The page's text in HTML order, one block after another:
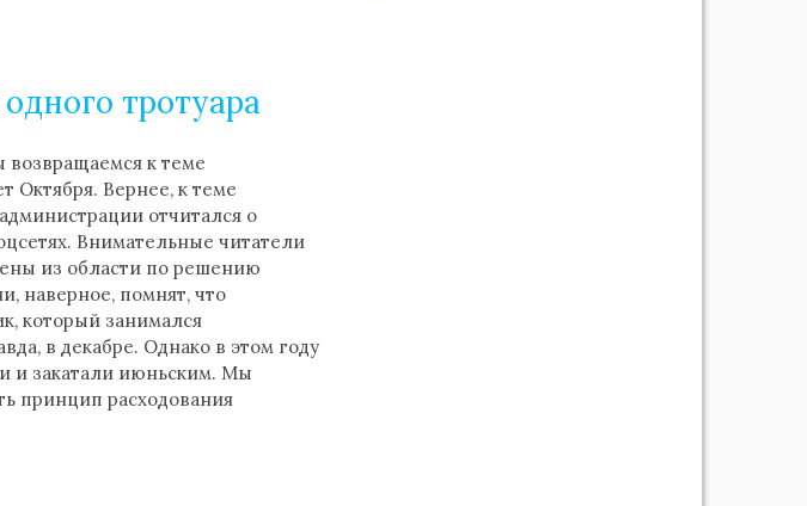
тротуара
возвращаемся к теме
Октября. Вернее, к теме
отчитался о
Внимательные читатели
из области по решению
наверное, помнят, что
который занимался
в декабре. Однако в этом году
и закатали июньским. Мы
принцип расходования